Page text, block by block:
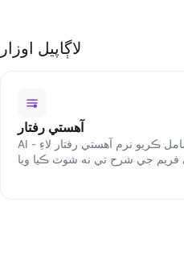
لاڳاپيل اوزار
آهستي رفتار
AI انٽرپوليشن سان اضافي فريم شامل ڪريو نرم آهستي رفتار لاءِ -